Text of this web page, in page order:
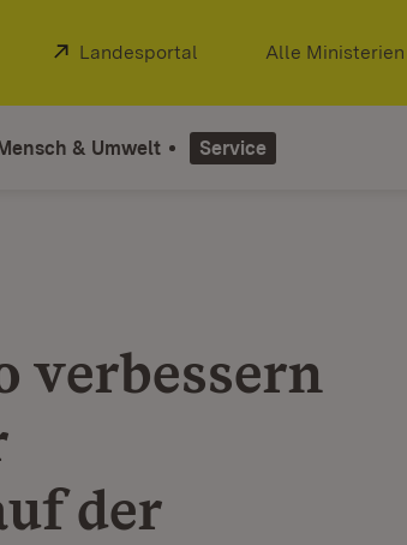
Extern:
Landesportal (Öffnet in neuem
Alle Ministerien
& Umwelt Service
verbessern
der